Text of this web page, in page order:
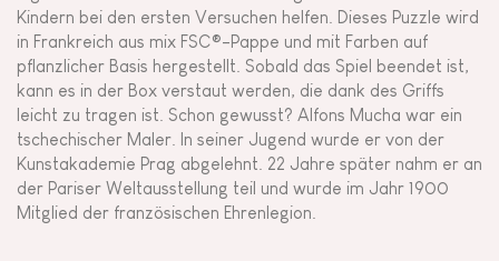
Kindern bei den ersten Versuchen helfen. Dieses Puzzle wird
in Frankreich aus mix FSC®-Pappe und mit Farben auf
pflanzlicher Basis hergestellt. Sobald das Spiel beendet ist,
kann es in der Box verstaut werden, die dank des Griffs
leicht zu tragen ist. Schon gewusst? Alfons Mucha war ein
tschechischer Maler. In seiner Jugend wurde er von der
Kunstakademie Prag abgelehnt. 22 Jahre später nahm er an
der Pariser Weltausstellung teil und wurde im Jahr 1900
Mitglied der französischen Ehrenlegion.